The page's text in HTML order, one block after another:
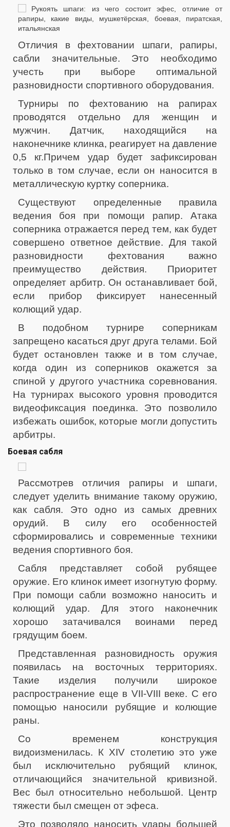
Отличия в фехтовании шпаги, рапиры,
сабли значительные. Это необходимо
учесть при выборе оптимальной
разновидности спортивного оборудования.
Турниры по фехтованию на рапирах
проводятся отдельно для женщин и
мужчин. Датчик, находящийся на
наконечнике клинка, реагирует на давление
0,5 кг.Причем удар будет зафиксирован
только в том случае, если он наносится в
металлическую куртку соперника.
Существуют определенные правила
ведения боя при помощи рапир. Атака
соперника отражается перед тем, как будет
совершено ответное действие. Для такой
разновидности фехтования важно
преимущество действия. Приоритет
определяет арбитр. Он останавливает бой,
если прибор фиксирует нанесенный
колющий удар.
В подобном турнире соперникам
запрещено касаться друг друга телами. Бой
будет остановлен также и в том случае,
когда один из соперников окажется за
спиной у другого участника соревнования.
На турнирах высокого уровня проводится
видеофиксация поединка. Это позволило
избежать ошибок, которые могли допустить
арбитры.
Боевая сабля
Рассмотрев отличия рапиры и шпаги,
следует уделить внимание такому оружию,
как сабля. Это одно из самых древних
орудий. В силу его особенностей
сформировались и современные техники
ведения спортивного боя.
Сабля представляет собой рубящее
оружие. Его клинок имеет изогнутую форму.
При помощи сабли возможно наносить и
колющий удар. Для этого наконечник
хорошо затачивался воинами перед
грядущим боем.
Представленная разновидность оружия
появилась на восточных территориях.
Такие изделия получили широкое
распространение еще в VII-VIII веке. С его
помощью наносили рубящие и колющие
раны.
Со временем конструкция
видоизменилась. К XIV столетию это уже
был исключительно рубящий клинок,
отличающийся значительной кривизной.
Вес был относительно небольшой. Центр
тяжести был смещен от эфеса.
Это позволяло наносить удары большей